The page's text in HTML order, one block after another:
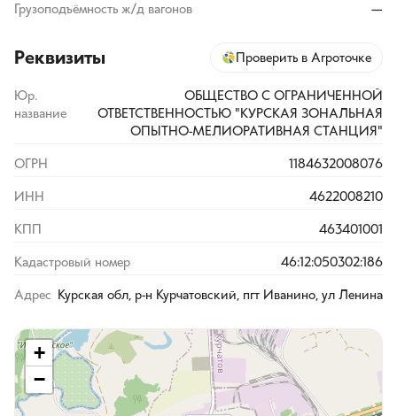
Грузоподъёмность ж/д вагонов —
Реквизиты Проверить в Агроточке
Юр.
название
ОБЩЕСТВО С ОГРАНИЧЕННОЙ
ОТВЕТСТВЕННОСТЬЮ "КУРСКАЯ ЗОНАЛЬНАЯ
ОПЫТНО-МЕЛИОРАТИВНАЯ СТАНЦИЯ"
ОГРН 1184632008076
ИНН 4622008210
КПП 463401001
Кадастровый номер 46:12:050302:186
Адрес Курская обл, р-н Курчатовский, пгт Иванино, ул Ленина
+
−